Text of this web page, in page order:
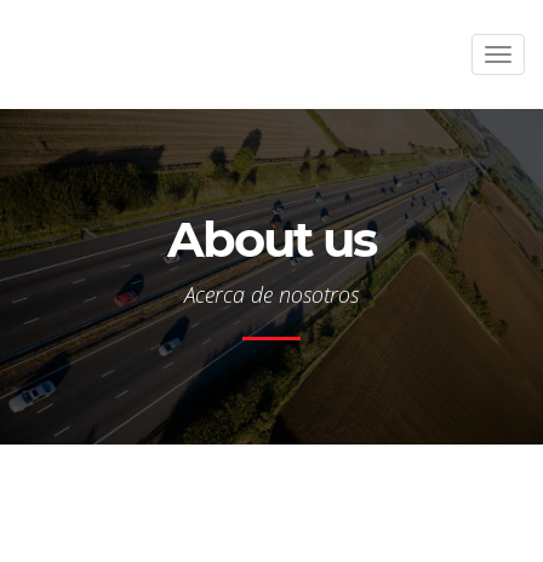
About us
Acerca de nosotros